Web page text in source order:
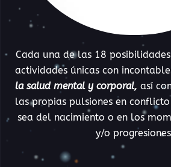
Cada una de las 18
actividades únicas con
la salud mental y corporal, así
las propias pulsiones en
sea del nacimiento o en los
y/o